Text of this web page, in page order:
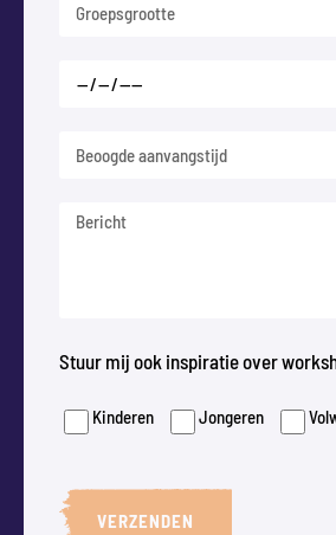
Stuur mij ook inspiratie over
Kinderen Jongeren
VERZENDEN